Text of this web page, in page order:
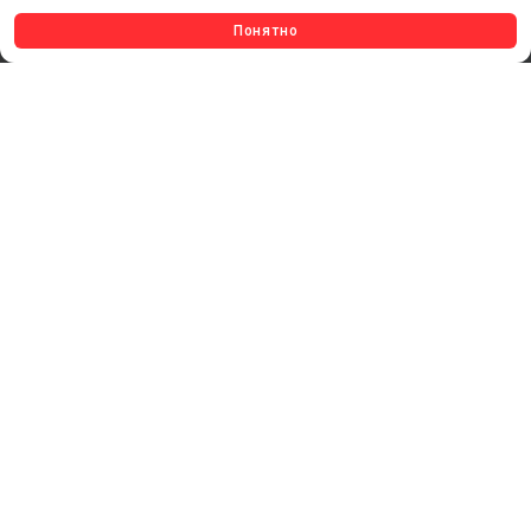
Понятно
КЛЕЕВЫЕ ТЕХНОЛОГИИ
КРЕПЕЖ И ФУРНИТУРА